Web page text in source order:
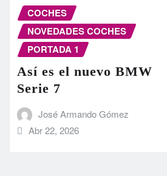
COCHES
NOVEDADES COCHES
PORTADA 1
Así es el nuevo BMW
Serie 7
José Armando Gómez
Abr 22, 2026